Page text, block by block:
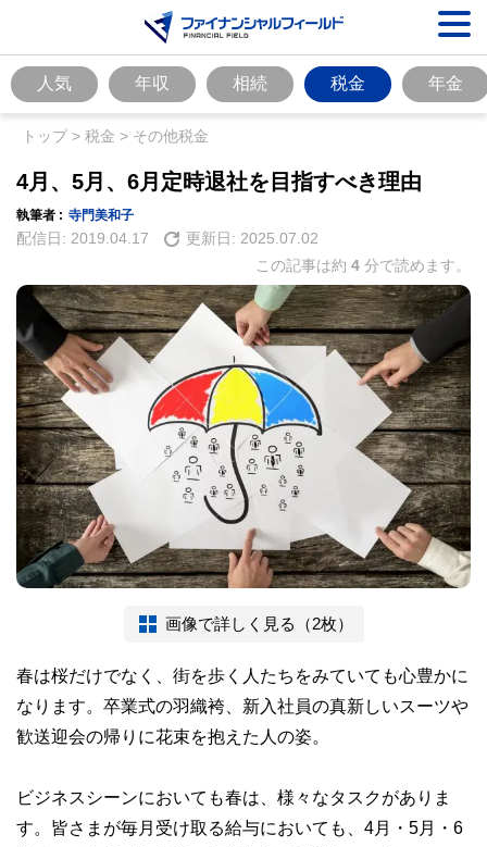
人気 年収 相続 税金 年金
トップ> 税金 > その他税金
4月、5月、6月定時退社を目指すべき理由
執筆者 : 寺門美和子
配信日: 2019.04.17 更新日: 2025.07.02
この記事は約 4 分で読めます。
画像で詳しく見る（2枚）
春は桜だけでなく、街を歩く人たちをみていても心豊かに
なります。卒業式の羽織袴、新入社員の真新しいスーツや
歓送迎会の帰りに花束を抱えた人の姿。
ビジネスシーンにおいても春は、様々なタスクがありま
す。皆さまが毎月受け取る給与においても、4月・5月・6